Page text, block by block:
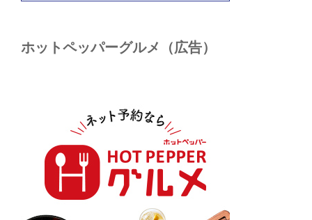
ホットペッパーグルメ（広告）